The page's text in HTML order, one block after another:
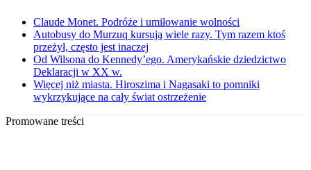
Claude Monet. Podróże i umiłowanie wolności
Autobusy do Murzuq kursują wiele razy. Tym razem ktoś
przeżył, często jest inaczej
Od Wilsona do Kennedy’ego. Amerykańskie dziedzictwo
Deklaracji w XX w.
Więcej niż miasta. Hiroszima i Nagasaki to pomniki
wykrzykujące na cały świat ostrzeżenie
Promowane treści